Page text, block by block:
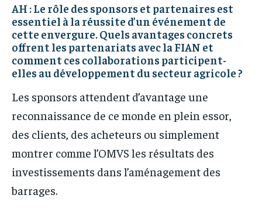
AH : Le rôle des sponsors et partenaires est
essentiel à la réussite d’un événement de
cette envergure. Quels avantages concrets
offrent les partenariats avec la FIAN et
comment ces collaborations participent-
elles au développement du secteur agricole ?
Les sponsors attendent d’avantage une
reconnaissance de ce monde en plein essor,
des clients, des acheteurs ou simplement
montrer comme l’OMVS les résultats des
investissements dans l’aménagement des
barrages.